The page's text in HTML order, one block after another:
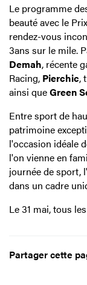
Le programme
beauté avec le
rendez-vous
3ans sur le mile.
Demah, récente
Racing, Pierchic,
ainsi queGreen
Entre sport de
patrimoine
l'occasion idéale
l'on vienne en
journée de sport,
dans un cadre
Le 31 mai, tous
Partager cette